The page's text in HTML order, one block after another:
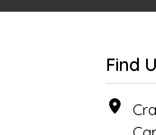
Find